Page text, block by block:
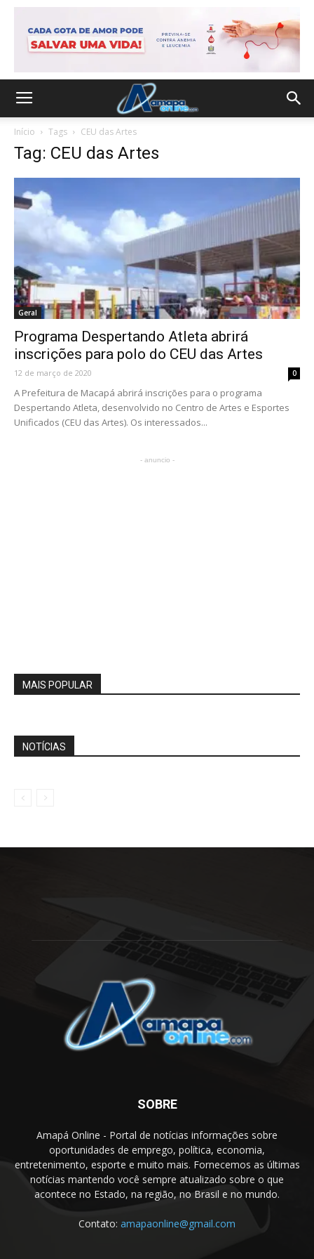
Início Tags CEU das Artes
Tag: CEU das Artes
Geral
Programa Despertando Atleta abrirá
inscrições para polo do CEU das Artes
12 de março de 2020 0
A Prefeitura de Macapá abrirá inscrições para o programa
Despertando Atleta, desenvolvido no Centro de Artes e Esportes
Unificados (CEU das Artes). Os interessados...
- anuncio -
MAIS POPULAR
NOTÍCIAS
SOBRE
Amapá Online - Portal de notícias informações sobre
oportunidades de emprego, política, economia,
entretenimento, esporte e muito mais. Fornecemos as últimas
notícias mantendo você sempre atualizado sobre o que
acontece no Estado, na região, no Brasil e no mundo.
Contato: amapaonline@gmail.com